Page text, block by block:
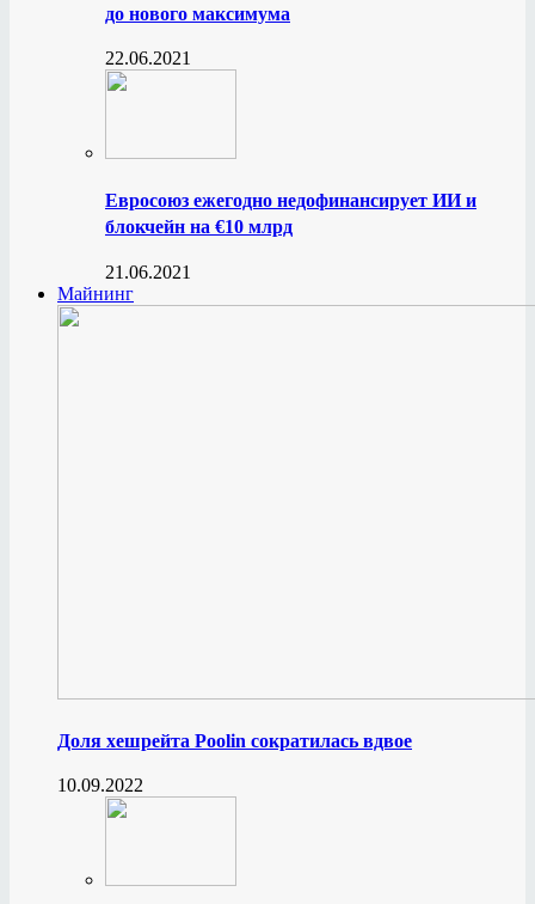
до нового максимума
22.06.2021
Евросоюз ежегодно недофинансирует ИИ и
блокчейн на €10 млрд
21.06.2021
Майнинг
Доля хешрейта Poolin сократилась вдвое
10.09.2022